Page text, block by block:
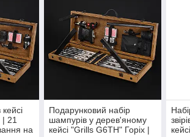
| 21
на
Подарунковий набір
шампурів у дерев'яному
кейсі "Grills G6TH" Горіх |